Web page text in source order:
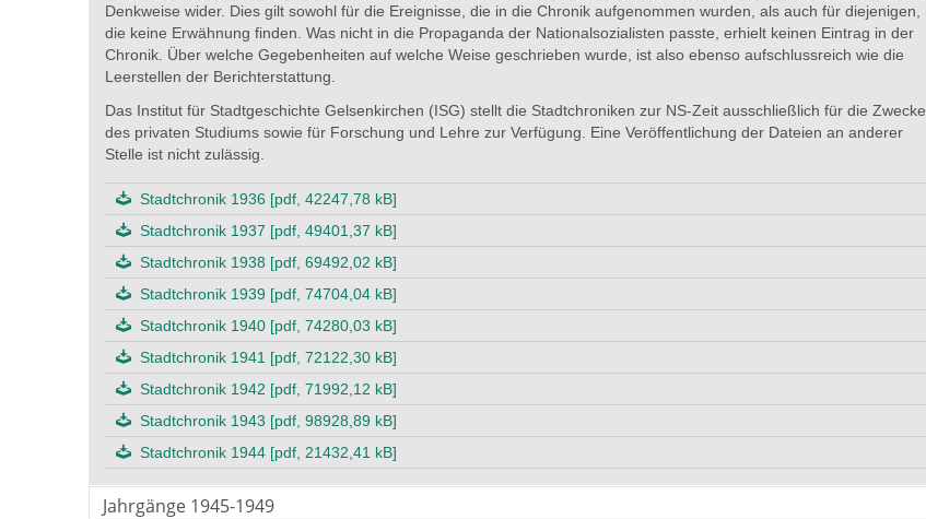
Denkweise wider. Dies gilt sowohl für die Ereignisse, die in die Chronik aufgenommen wurden, als auch für diejenigen,
die keine Erwähnung finden. Was nicht in die Propaganda der Nationalsozialisten passte, erhielt keinen Eintrag in der
Chronik. Über welche Gegebenheiten auf welche Weise geschrieben wurde, ist also ebenso aufschlussreich wie die
Leerstellen der Berichterstattung.
Das Institut für Stadtgeschichte Gelsenkirchen (ISG) stellt die Stadtchroniken zur NS-Zeit ausschließlich für die Zwecke
des privaten Studiums sowie für Forschung und Lehre zur Verfügung. Eine Veröffentlichung der Dateien an anderer
Stelle ist nicht zulässig.
Stadtchronik 1936 [pdf, 42247,78 kB]
Stadtchronik 1937 [pdf, 49401,37 kB]
Stadtchronik 1938 [pdf, 69492,02 kB]
Stadtchronik 1939 [pdf, 74704,04 kB]
Stadtchronik 1940 [pdf, 74280,03 kB]
Stadtchronik 1941 [pdf, 72122,30 kB]
Stadtchronik 1942 [pdf, 71992,12 kB]
Stadtchronik 1943 [pdf, 98928,89 kB]
Stadtchronik 1944 [pdf, 21432,41 kB]
Jahrgänge 1945-1949